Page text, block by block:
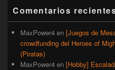
lateral
primaria
Comentarios
MaxPower4 en [Juegos de
crowdfunding del Heroes of
(Piratas)
MaxPower4 en [Hobby]